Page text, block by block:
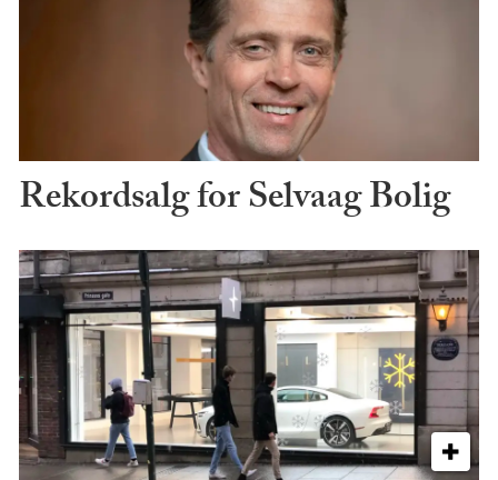
Rekordsalg for Selvaag Bolig